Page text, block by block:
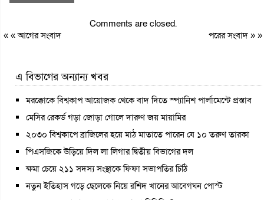
Comments are closed.
« «আগের সংবাদ পরের সংবাদ» »
এ বিভাগের অন্যান্য খবর
মরক্কোকে বিশ্বকাপ আয়োজক থেকে বাদ দিতে স্প্যানিশ পার্লামেন্টে প্রস্তাব
মেসির রেকর্ড গড়া জোড়া গোলে দারুণ জয় মায়ামির
২০৩০ বিশ্বকাপে ব্রাজিলের হয়ে মাঠ মাতাতে পারেন যে ১০ তরুণ তারকা
পিএসজিকে উড়িয়ে দিল লা লিগার দ্বিতীয় বিভাগের দল
ক্ষমা চেয়ে ২১১ সদস্য সংস্থাকে ফিফা সভাপতির চিঠি
নতুন ইতিহাস গড়ে ছেলেকে নিয়ে রশিদ খানের আবেগঘন পোস্ট